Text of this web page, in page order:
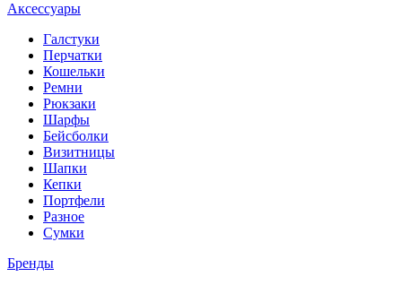
Аксессуары
Галстуки
Перчатки
Кошельки
Ремни
Рюкзаки
Шарфы
Бейсболки
Визитницы
Шапки
Кепки
Портфели
Разное
Сумки
Бренды